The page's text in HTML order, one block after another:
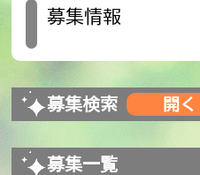
募集情報
募集検索
募集一覧